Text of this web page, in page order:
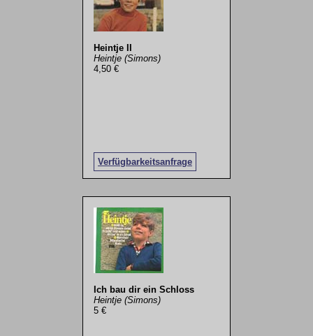
Heintje II
Heintje (Simons)
4,50 €
Verfügbarkeitsanfrage
Ich bau dir ein Schloss
Heintje (Simons)
5 €